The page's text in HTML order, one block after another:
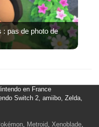
pas de photo de
en France
Switch 2, amiibo, Zelda,
, Metroid, Xenoblade,